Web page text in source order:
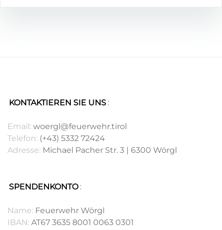
KONTAKTIEREN SIE UNS :
Email: woergl@feuerwehr.tirol
Telefon: (+43) 5332 72424
Adresse: Michael Pacher Str. 3 | 6300 Wörgl
SPENDENKONTO :
Name: Feuerwehr Wörgl
IBAN: AT67 3635 8001 0063 0301